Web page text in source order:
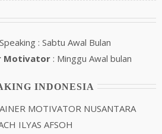
: Sabtu Awal Bulan
Motivator: Minggu Awal bulan
INDONESIA
MOTIVATOR NUSANTARA
ILYAS AFSOH